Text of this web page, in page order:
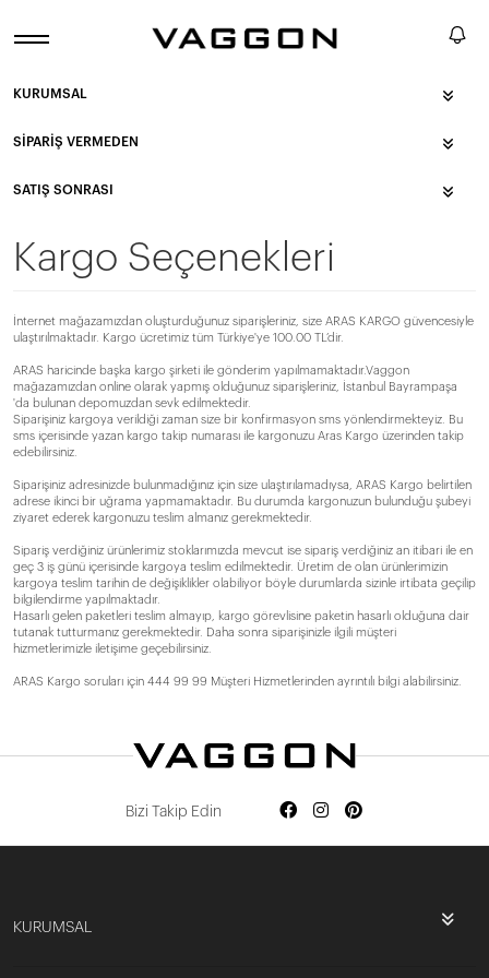
KURUMSAL
SIPARIŞ VERMEDEN
SATIŞ SONRASI
Kargo Seçenekleri
İnternet mağazamızdan oluşturduğunuz siparişleriniz, size ARAS KARGO güvencesiyle
ulaştırılmaktadır. Kargo ücretimiz tüm Türkiye'ye 100.00 TL’dir.
ARAS haricinde başka kargo şirketi ile gönderim yapılmamaktadır.Vaggon
mağazamızdan online olarak yapmış olduğunuz siparişleriniz, İstanbul Bayrampaşa
'da bulunan depomuzdan sevk edilmektedir.
Siparişiniz kargoya verildiği zaman size bir konfirmasyon sms yönlendirmekteyiz. Bu
sms içerisinde yazan kargo takip numarası ile kargonuzu Aras Kargo üzerinden takip
edebilirsiniz.
Siparişiniz adresinizde bulunmadığınız için size ulaştırılamadıysa, ARAS Kargo belirtilen
adrese ikinci bir uğrama yapmamaktadır. Bu durumda kargonuzun bulunduğu şubeyi
ziyaret ederek kargonuzu teslim almanız gerekmektedir.
Sipariş verdiğiniz ürünlerimiz stoklarımızda mevcut ise sipariş verdiğiniz an itibari ile en
geç 3 iş günü içerisinde kargoya teslim edilmektedir. Üretim de olan ürünlerimizin
kargoya teslim tarihin de değişiklikler olabiliyor böyle durumlarda sizinle irtibata geçilip
bilgilendirme yapılmaktadır.
Hasarlı gelen paketleri teslim almayıp, kargo görevlisine paketin hasarlı olduğuna dair
tutanak tutturmanız gerekmektedir. Daha sonra siparişinizle ilgili müşteri
hizmetlerimizle iletişime geçebilirsiniz.
ARAS Kargo soruları için 444 99 99 Müşteri Hizmetlerinden ayrıntılı bilgi alabilirsiniz.
Bizi Takip Edin
KURUMSAL